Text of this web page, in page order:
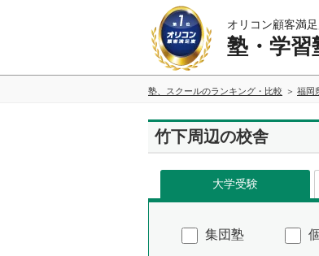
オリコン顧客満
塾・学習
塾、スクールのランキング・比較 福岡
竹下周辺の校舎
大学受験
集団塾